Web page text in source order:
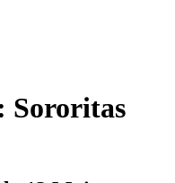
Sororitas